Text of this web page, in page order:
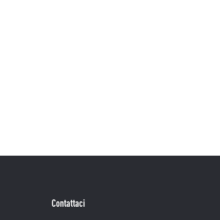
Contattaci